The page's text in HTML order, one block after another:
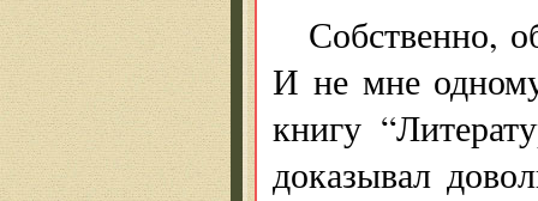
Собственно,
И не мне
книгу
доказывал